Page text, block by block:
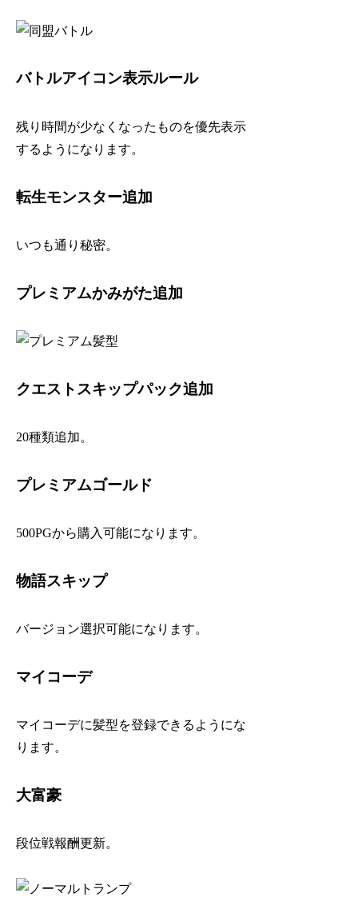
バトルアイコン表示ルール
残り時間が少なくなったものを優先表示
するようになります。
転生モンスター追加
いつも通り秘密。
プレミアムかみがた追加
クエストスキップパック追加
20種類追加。
プレミアムゴールド
500PGから購入可能になります。
物語スキップ
バージョン選択可能になります。
マイコーデ
マイコーデに髪型を登録できるようにな
ります。
大富豪
段位戦報酬更新。